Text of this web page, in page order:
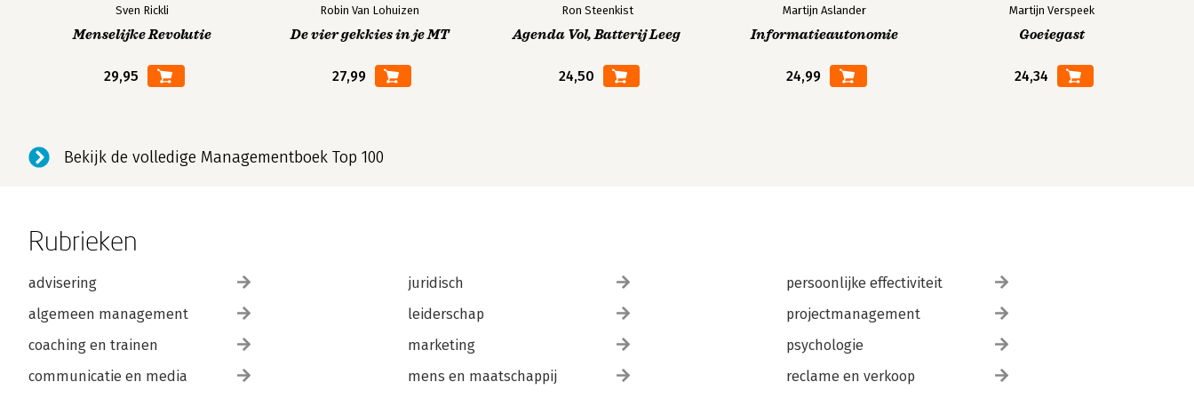
Sven Rickli
Menselijke Revolutie
29,95
Robin Van Lohuizen
De vier gekkies in je MT
27,99
Ron Steenkist
Agenda Vol, Batterij Leeg
24,50
Martijn Aslander
Informatieautonomie
24,99
Martijn Verspeek
Goeiegast
24,34
Bekijk de volledige Managementboek Top 100
Rubrieken
advisering
algemeen management
coaching en trainen
communicatie en media
juridisch
leiderschap
marketing
mens en maatschappij
persoonlijke effectiviteit
projectmanagement
psychologie
reclame en verkoop